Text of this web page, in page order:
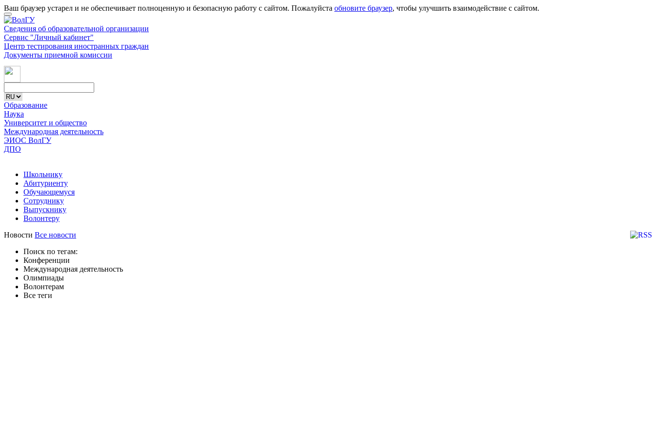
Ваш браузер устарел и не обеспечивает полноценную и безопасную работу с сайтом. Пожалуйста обновите браузер, чтобы улучшить взаимодействие с сайтом.
Сведения об образовательной организации
Сервис "Личный кабинет"
Центр тестирования иностранных граждан
Документы приемной комиссии
Образование
Наука
Университет и общество
Международная деятельность
ЭИОС ВолГУ
ДПО
Школьнику
Абитуриенту
Обучающемуся
Сотруднику
Выпускнику
Волонтеру
Новости Все новости
Поиск по тегам:
Конференции
Международная деятельность
Олимпиады
Волонтерам
Все теги